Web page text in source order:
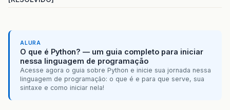
ALURA
O que é Python? — um guia completo para iniciar
nessa linguagem de programação
Acesse agora o guia sobre Python e inicie sua jornada nessa
linguagem de programação: o que é e para que serve, sua
sintaxe e como iniciar nela!